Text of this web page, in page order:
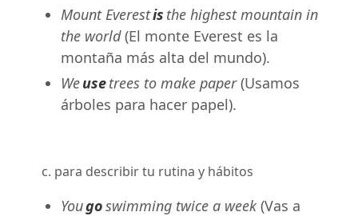
Mount Everestis the highest mountain in
the world(El monte Everest es la
montaña más alta del mundo).
Weusetrees to make paper(Usamos
árboles para hacer papel).
c. para describir tu rutina y hábitos
Yougoswimming twice a week (Vas a